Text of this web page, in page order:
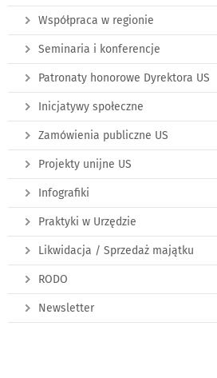
Współpraca w regionie
Seminaria i konferencje
Patronaty honorowe Dyrektora US
Inicjatywy społeczne
Zamówienia publiczne US
Projekty unijne US
Infografiki
Praktyki w Urzędzie
Likwidacja / Sprzedaż majątku
RODO
Newsletter